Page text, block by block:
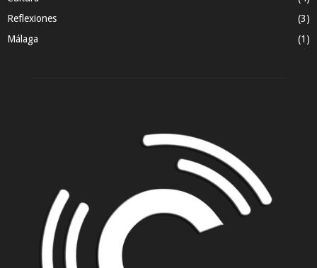
Reflexiones
(3)
Málaga
(1)